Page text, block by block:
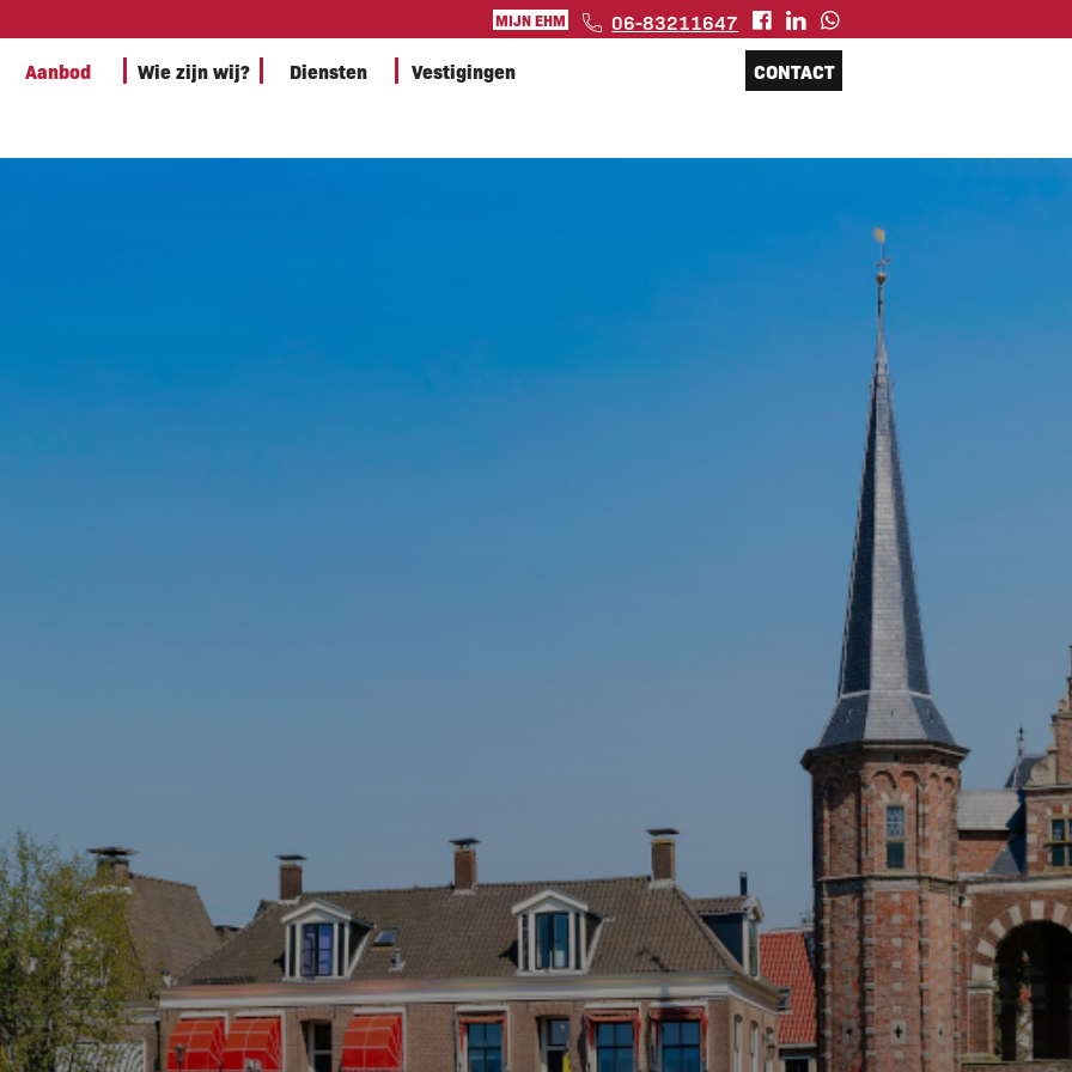
MIJN EHM
06-83211647
Aanbod
Wie zijn wij? Diensten Vestigingen CONTACT